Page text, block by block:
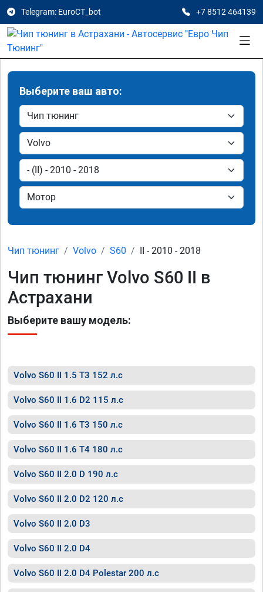
Telegram: EuroCT_bot +7 8512 464139
Выберите ваш авто:
Чип тюнинг Volvo S60 II - 2010 - 2018
Чип тюнинг Volvo S60 II в
Астрахани
Выберите вашу модель:
Volvo S60 II 1.5 T3 152 л.с
Volvo S60 II 1.6 D2 115 л.с
Volvo S60 II 1.6 T3 150 л.с
Volvo S60 II 1.6 T4 180 л.с
Volvo S60 II 2.0 D 190 л.с
Volvo S60 II 2.0 D2 120 л.с
Volvo S60 II 2.0 D3
Volvo S60 II 2.0 D4
Volvo S60 II 2.0 D4 Polestar 200 л.с